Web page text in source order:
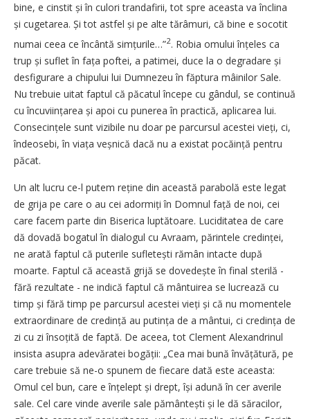
bine, e cinstit și în culori trandafirii, tot spre aceasta va înclina
și cugetarea. Și tot astfel și pe alte tărâmuri, că bine e socotit
numai ceea ce încântă simțurile…”2. Robia omului înțeles ca
trup și suflet în fața poftei, a patimei, duce la o degradare și
desfigurare a chipului lui Dumnezeu în făptura mâinilor Sale.
Nu trebuie uitat faptul că păcatul începe cu gândul, se continuă
cu încuviințarea și apoi cu punerea în practică, aplicarea lui.
Consecințele sunt vizibile nu doar pe parcursul acestei vieți, ci,
îndeosebi, în viața veșnică dacă nu a existat pocăință pentru
păcat.
Un alt lucru ce-l putem reține din această parabolă este legat
de grija pe care o au cei adormiți în Domnul față de noi, cei
care facem parte din Biserica luptătoare. Luciditatea de care
dă dovadă bogatul în dialogul cu Avraam, părintele credinței,
ne arată faptul că puterile sufletești rămân intacte după
moarte. Faptul că această grijă se dovedește în final sterilă -
fără rezultate - ne indică faptul că mântuirea se lucrează cu
timp și fără timp pe parcursul acestei vieți și că nu momentele
extraordinare de cre­dință au putința de a mântui, ci credința de
zi cu zi însoțită de faptă. De aceea, tot Clement Alexandrinul
insista asupra adevăratei bogății: „Cea mai bună învă­ță­tură, pe
care trebuie să ne-o spunem de fiecare dată este aceasta:
Omul cel bun, care e înțelept și drept, își adună în cer averile
sale. Cel care vinde averile sale pă­mântești și le dă săracilor,